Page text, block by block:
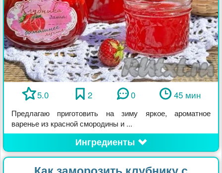
5.0 2 0 45 мин
Предлагаю приготовить на зиму яркое, ароматное
варенье из красной смородины и ...
Ингредиенты